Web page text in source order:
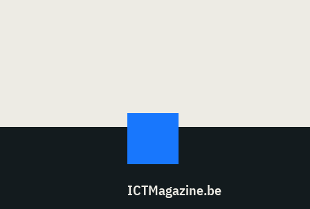
ICTMagazine.be